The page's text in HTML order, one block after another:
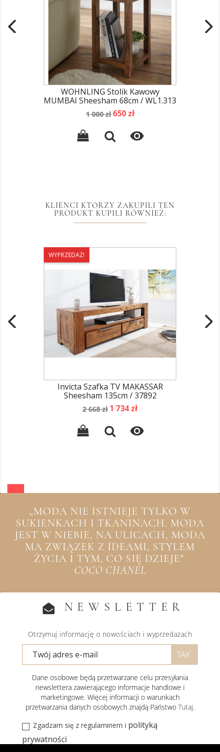
WOHNLING Stolik Kawowy
MUMBAI Sheesham 68cm / WL1.313
Cena
1 000 zł Cena
650 zł

KLIENCI KTÓRZY ZAKUPILI TEN
PRODUKT KUPILI RÓWNIEŻ:
WYPRZEDAŻ!
Invicta Szafka TV MAKASSAR
Sheesham 135cm / 37892
Cena
2 668 zł Cena
1 734 zł

„MODA NIE ISTNIEJE TYLKO W
SUKIENKACH I TKANINACH. MODA
JEST W NIEBIE, NA ULICACH, MODA
MA ZWIĄZEK Z IDEAMI, STYLEM
ŻYCIA I TYM, CO SIĘ DZIEJE"
COCO CHANEL
NEWSLETTER
Otrzymuj informację o nowościach i wyprzedażach
Dane osobowe będą przetwarzane celu przesyłania
newslettera zawierającego informacje handlowe i
marketingowe. Więcej informacji o warunkach
przetwarzania danych osobowych znajdą Państwo Tutaj.
Zgadzam się z regulaminem i polityką
prywatności